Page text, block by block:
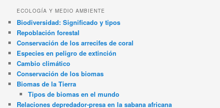
ECOLOGÍA Y MEDIO AMBIENTE
Biodiversidad: Significado y tipos
Repoblación forestal
Conservación de los arrecifes de coral
Especies en peligro de extinción
Cambio climático
Conservación de los biomas
Biomas de la Tierra
Tipos de biomas en el mundo
Relaciones depredador-presa en la sabana africana